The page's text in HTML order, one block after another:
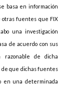
basa en información
otras fuentes que FIX
una investigación
de acuerdo con sus
razonable de dicha
que dichas fuentes
en una determinada